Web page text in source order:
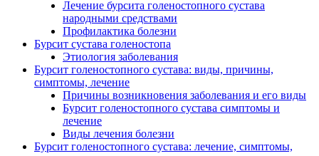
Лечение бурсита голеностопного сустава
народными средствами
Профилактика болезни
Бурсит сустава голеностопа
Этиология заболевания
Бурсит голеностопного сустава: виды, причины,
симптомы, лечение
Причины возникновения заболевания и его виды
Бурсит голеностопного сустава симптомы и
лечение
Виды лечения болезни
Бурсит голеностопного сустава: лечение, симптомы,